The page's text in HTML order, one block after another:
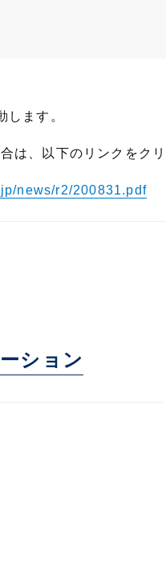
します。
は、以下のリンクをク
news/r2/200831.pdf
ション